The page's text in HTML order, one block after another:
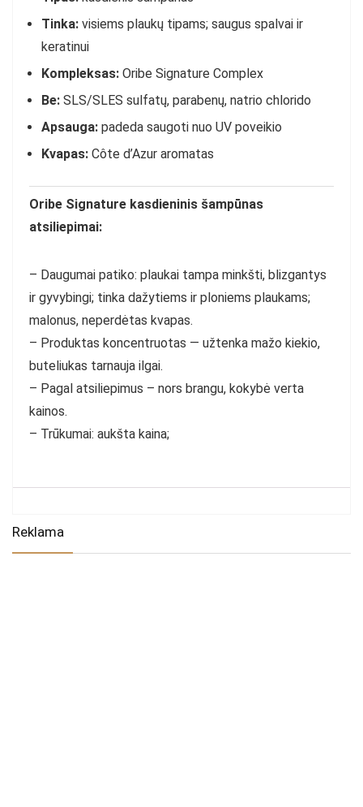
Tinka: visiems plaukų tipams; saugus spalvai ir
keratinui
Kompleksas: Oribe Signature Complex
Be: SLS/SLES sulfatų, parabenų, natrio chlorido
Apsauga: padeda saugoti nuo UV poveikio
Kvapas: Côte d’Azur aromatas
Oribe Signature kasdieninis šampūnas
atsiliepimai:
– Daugumai patiko: plaukai tampa minkšti, blizgantys
ir gyvybingi; tinka dažytiems ir ploniems plaukams;
malonus, neperdėtas kvapas.
– Produktas koncentruotas — užtenka mažo kiekio,
buteliukas tarnauja ilgai.
– Pagal atsiliepimus – nors brangu, kokybė verta
kainos.
– Trūkumai: aukšta kaina;
Reklama